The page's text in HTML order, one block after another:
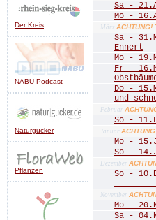
Der Kreis
NABU Podcast
Naturgucker
Pflanzen
Sa -
Mo -
März
Sa -
Ennert
Mo -
Fr -
Do -
und
Februar
So -
Januar
Mo -
So -
Dezember
So -
November
Mo -
Sa -